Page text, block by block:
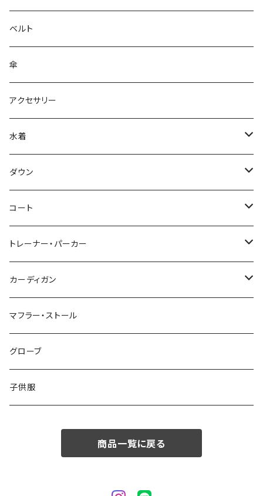
ベルト
傘
アクセサリー
水着
～44/S
46/M
48/L
50/XL～
ダウン
～44/S
46/M
48/L
50/XL～
コート
～44/S
46/M
48/L
50/XL～
トレーナー・パーカー
～44/S
46/M
48/L
50/XL～
カーディガン
～44/S
46/M
48/L
マフラー・ストール
グローブ
子供服
商品一覧に戻る